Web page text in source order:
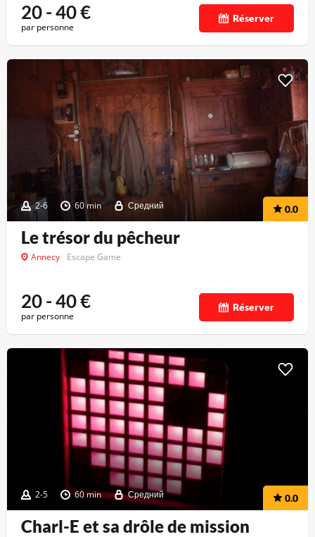
20 - 40€
par personne
Réserver
2-6 60 min Средний 0.0
Le trésor du pêcheur
Annecy Escape Game
20 - 40€
par personne
Réserver
2-5 60 min Средний 0.0
Charl-E et sa drôle de mission